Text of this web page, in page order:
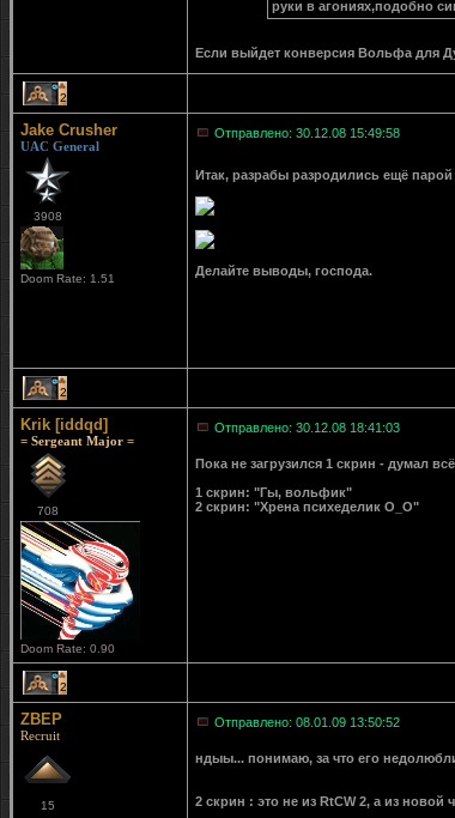
руки в агониях,подобно
Если выйдет конверсия Вольфа для
2
Jake Crusher
UAC General
3908
Doom Rate: 1.51
Отправлено: 30.12.08 15:49:58
Итак, разрабы разродились ещё
Делайте выводы, господа.
2
Krik [iddqd]
= Sergeant Major =
708
Doom Rate: 0.90
Отправлено: 30.12.08 18:41:03
Пока не загрузился 1 скрин - думал
1 скрин: "Гы, вольфик"
2 скрин: "Хрена психеделик O_O"
2
ZBEP
Recruit
15
Отправлено: 08.01.09 13:50:52
ндыы... понимаю, за что его
2 скрин : это не из RtCW 2, а из новой